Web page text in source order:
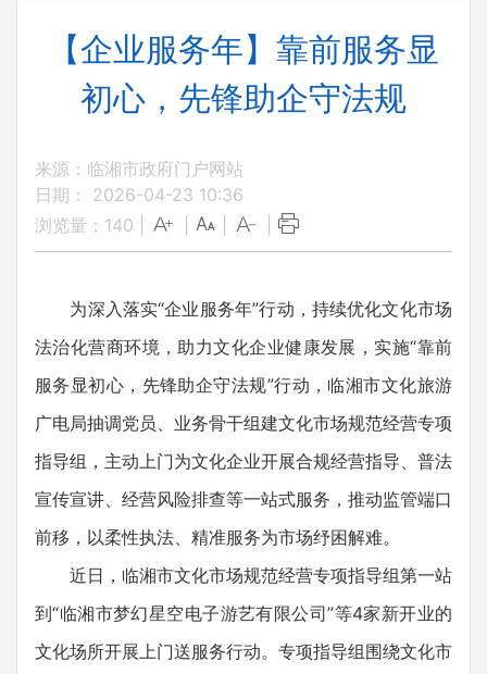
【企业服务年】靠前服务显
初心，先锋助企守法规
来源：临湘市政府门户网站
日期： 2026-04-23 10:36
浏览量： 140
为深入落实“企业服务年”行动，持续优化文化市场
法治化营商环境，助力文化企业健康发展，实施“靠前
服务显初心，先锋助企守法规”行动，临湘市文化旅游
广电局抽调党员、业务骨干组建文化市场规范经营专项
指导组，主动上门为文化企业开展合规经营指导、普法
宣传宣讲、经营风险排查等一站式服务，推动监管端口
前移，以柔性执法、精准服务为市场纾困解难。
近日，临湘市文化市场规范经营专项指导组第一站
到“临湘市梦幻星空电子游艺有限公司”等4家新开业的
文化场所开展上门送服务行动。专项指导组围绕文化市